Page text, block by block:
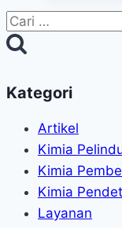
Cari
untuk:
Kategori
Artikel
Kimia
Kimia
Kimia
Layanan